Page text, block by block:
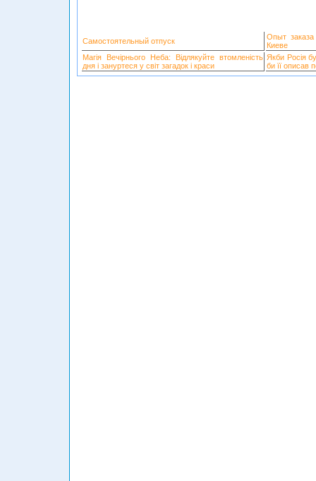
Самостоятельный отпуск
Опыт
Киеве
Магія Вечірнього Неба: Відлякуйте втомленість
дня і зануртеся у світ загадок і краси
Якби Росія
би її описав